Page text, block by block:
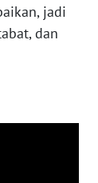
jadi
dan